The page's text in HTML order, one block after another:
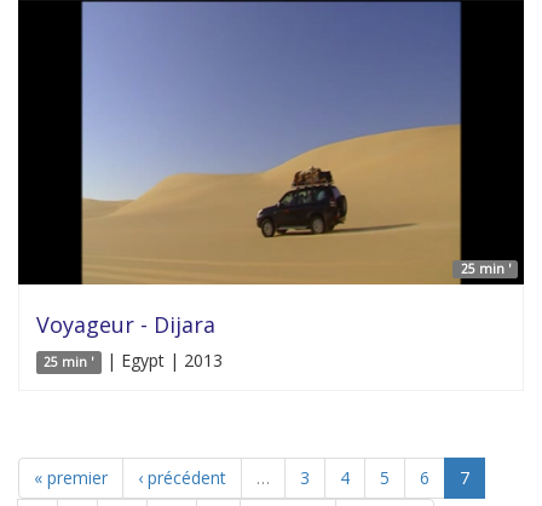
25 min '
Voyageur - Dijara
25 min ' | Egypt | 2013
« premier ‹ précédent … 3 4 5 6
7